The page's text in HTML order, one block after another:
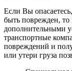
Если Вы
быть поврежден, то
дополнительными
транспортные
повреждений и
или утери груза